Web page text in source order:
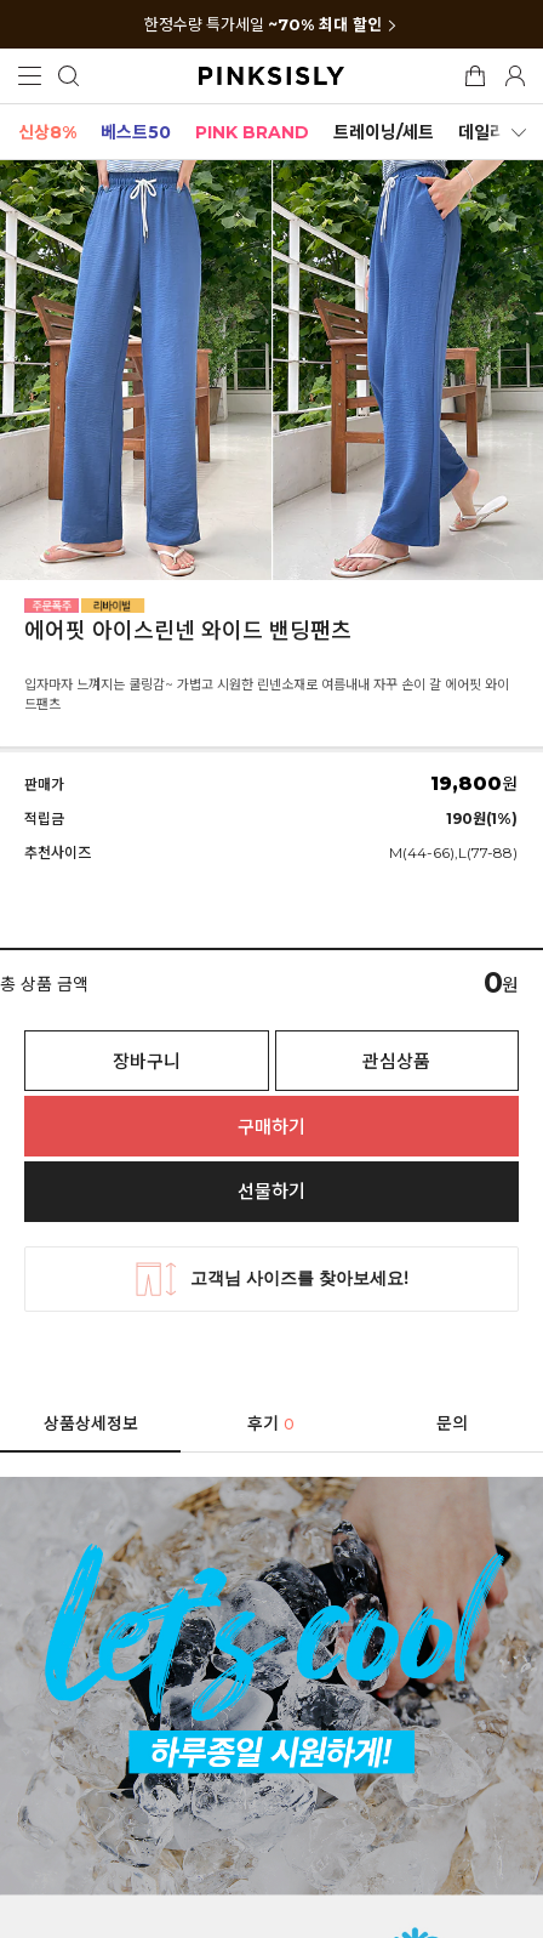
한정수량 특가세일 ~70% 최대 할인
신상8% 베스트50 PINK BRAND 트레이닝/세트 데일리세트
에어핏 아이스린넨 와이드 밴딩팬츠
입자마자 느껴지는 쿨링감~ 가볍고 시원한 린넨소재로 여름내내 자꾸 손이 갈 에어핏 와이
드팬츠
판매가 19,800원
적립금
190원(1%)
추천사이즈
M(44-66),L(77-88)
총 상품 금액 0원
장바구니 관심상품
구매하기
선물하기
상품상세정보 후기0 문의